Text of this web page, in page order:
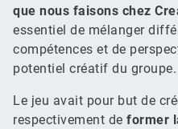
que nous faisons chez
essentiel de mélanger
compétences et de
potentiel créatif du groupe.
Le jeu avait pour but de
respectivement de former